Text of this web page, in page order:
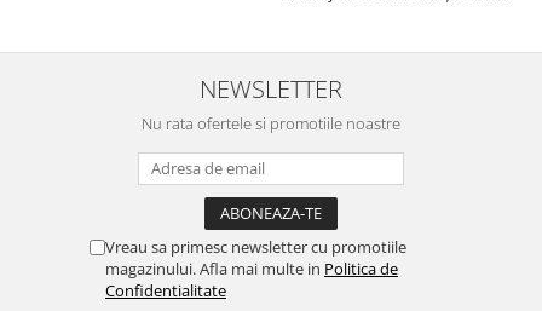
atras atentia ca nu era conectat
cablul de video de la camera
serviabili, livrare rapidă, suport
tehnic, totul impecabil, o să revin
la ei și pentru vi...
NEWSLETTER
Nu rata ofertele si promotiile noastre
Vreau sa primesc newsletter cu promotiile
magazinului. Afla mai multe in Politica de
Confidentialitate